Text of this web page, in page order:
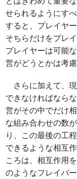
せられるようにす
すると、プレイヤ
そちらだけをプレ
プレイヤーは可能
営がどうとかは考
さらに加えて、
できなければなら
営がその中でだけ
な組み合わせの数
り、この最後の工
できるような相互
ころは、相互作用
のようなフレイバ